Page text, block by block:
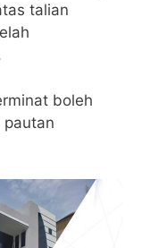
talian
boleh
pautan